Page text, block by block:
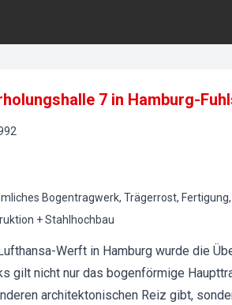
7 in Hamburg-
Bogentragwerk, Trägerrost,
+ Stahlhochbau
Werft in Hamburg wurde die
gilt nicht nur das bogenförmige
architektonischen Reiz gibt,